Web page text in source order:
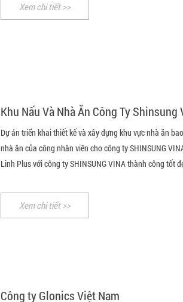
Xem chi tiết >>
Khu Nấu Và Nhà Ăn Công Ty Shinsung
Dự án triển khai thiết kế và xây dựng khu vực nhà ăn
nhà ăn của công nhân viên cho công ty SHINSUNG
Linh Plus với công ty SHINSUNG VINA thành công tốt
Xem chi tiết >>
Công ty Glonics Việt Nam